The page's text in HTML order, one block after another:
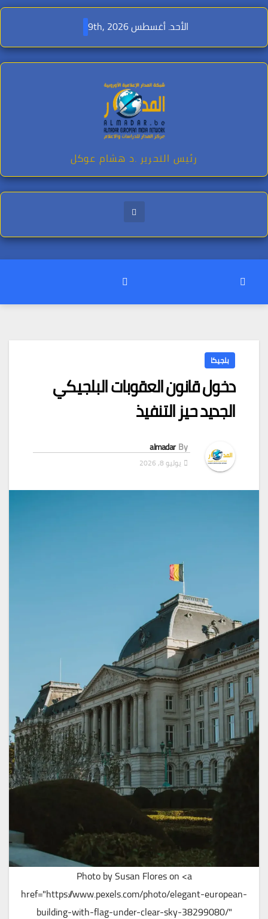
Skip
content
الأحد. أغسطس 9th, 2026
رئيس التحرير .د هشام عوكل
بلجيكا
دخول قانون العقوبات البلجيكي
الجديد حيز التنفيذ
By
almadar
يوليو 8, 2026
Photo by Susan Flores on <a
href="https://www.pexels.com/photo/elegant-european-
building-with-flag-under-clear-sky-38299080/"